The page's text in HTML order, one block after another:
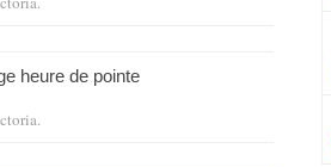
heure de pointe
.